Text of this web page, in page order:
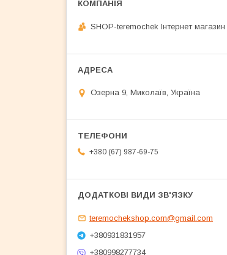
SHOP-teremochek Інтернет магазин
Озерна 9, Миколаїв, Україна
+380 (67) 987-69-75
teremochekshop.com@gmail.com
+380931831957
+380998277734